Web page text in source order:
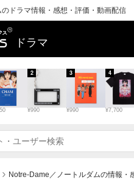
ドラマ情報・感想・評価・動画配信
ドラマ
¥990
2
¥990
3
¥7,700
4
Notre-Dame／ノートルダムの情報・